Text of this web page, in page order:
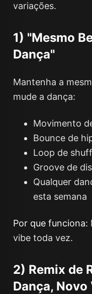
variações.
1) "Mesmo
Dança"
Mantenha a
mude a dança:
Movimento
Bounce de
Loop de
Groove de
Qualquer
esta semana
Por que funciona:
vibe toda vez.
2) Remix de
Dança, Novo